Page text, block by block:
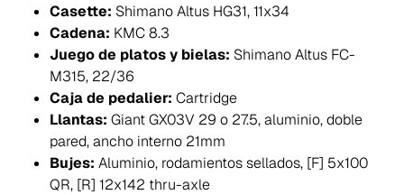
Casette: Shimano Altus HG31, 11x34
Cadena: KMC 8.3
Juego de platos y bielas: Shimano Altus FC-
M315, 22/36
Caja de pedalier: Cartridge
Llantas: Giant GX03V 29 o 27.5, aluminio, doble
pared, ancho interno 21mm
Bujes: Aluminio, rodamientos sellados, [F] 5x100
QR, [R] 12x142 thru-axle